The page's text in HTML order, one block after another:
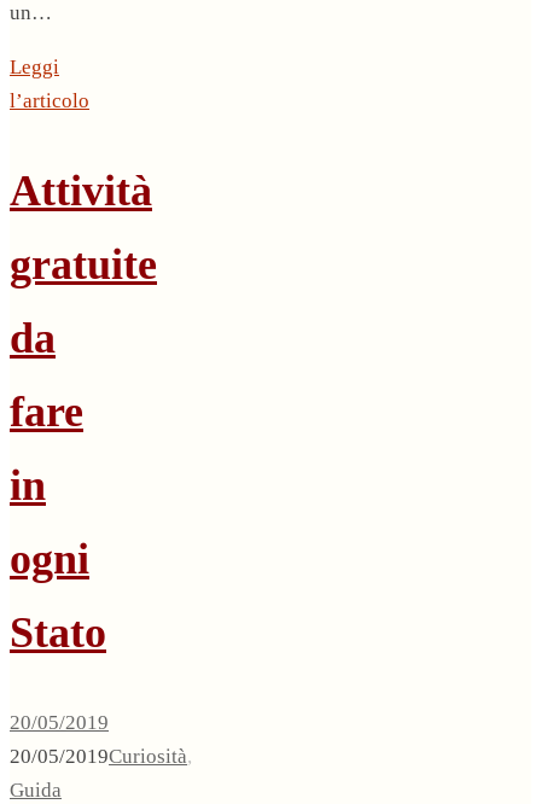
un…
Leggi
l’articolo
Attività
gratuite
da
fare
in
ogni
Stato
20/05/2019
20/05/2019Curiosità,
Guida